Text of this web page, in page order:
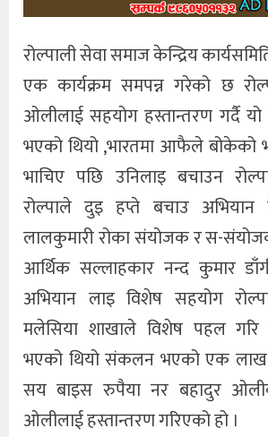
रोल्पाली सेवा समाज केन्द्रिय
एक कार्यक्रम समपन्न गरेको छ
ओलीलाई सहयोग हस्तान्तरण गर्दै
भएको थियो ,भारतमा आफैले बोकेको
भाचिए पछि उनिलाइ बचाउन
रोल्पाले दुइ हप्ते बचाउ अभियान
लालकुमारी रोका संयोजक र स-
आर्थिक सल्लाहकार नन्द कुमार
अभियान लाइ विशेष सहयोग
मलेसिया शाखाले विशेष पहल
भएको थियो संकलन भएको एक लाख
सय बाइस रुपैया नर बहादुर
ओलीलाई हस्तान्तरण गरिएको हो ।